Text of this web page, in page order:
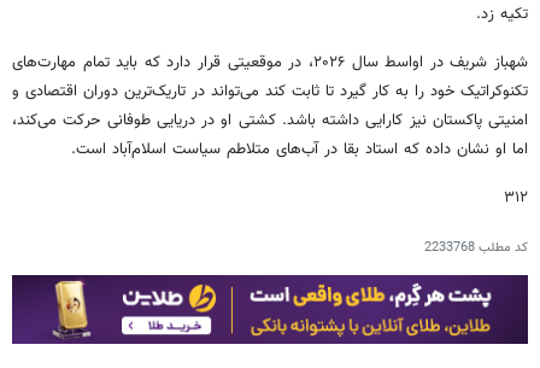
تکیه زد.
شهباز شریف در اواسط سال ۲۰۲۶، در موقعیتی قرار دارد که باید تمام مهارت‌های
تکنوکراتیک خود را به کار گیرد تا ثابت کند می‌تواند در تاریک‌ترین دوران اقتصادی و
امنیتی پاکستان نیز کارایی داشته باشد. کشتی او در دریایی طوفانی حرکت می‌کند،
اما او نشان داده که استاد بقا در آب‌های متلاطم سیاست اسلام‌آباد است.
۳۱۲
کد مطلب2233768